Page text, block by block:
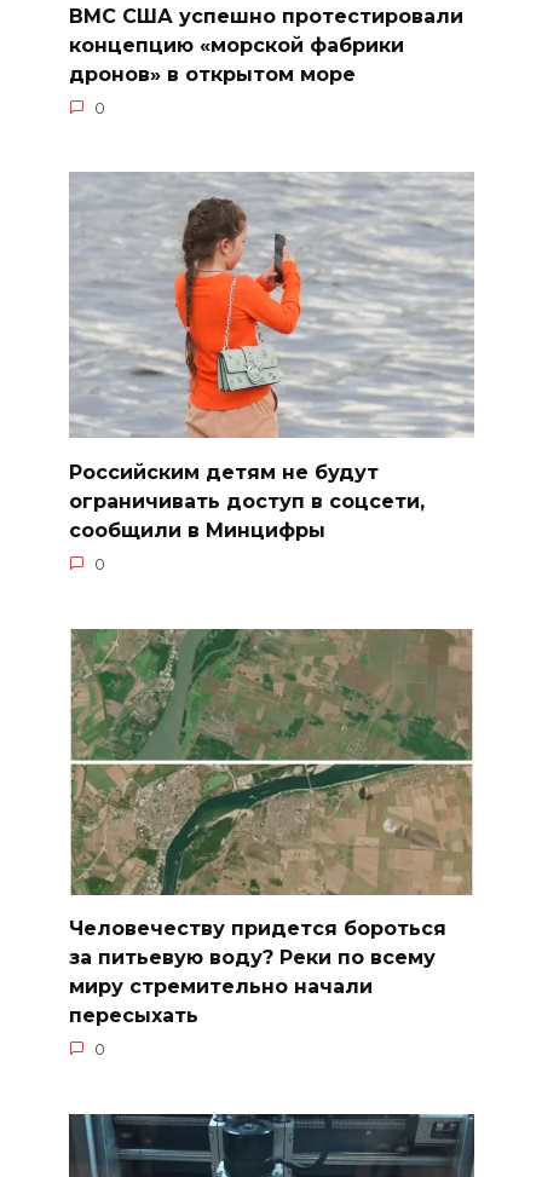
ВМС США успешно протестировали
концепцию «морской фабрики
дронов» в открытом море
0
Российским детям не будут
ограничивать доступ в соцсети,
сообщили в Минцифры
0
Человечеству придется бороться
за питьевую воду? Реки по всему
миру стремительно начали
пересыхать
0